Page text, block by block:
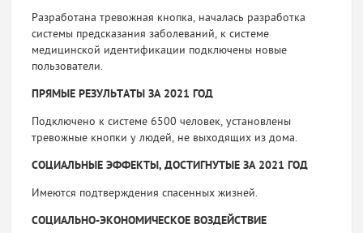
Разработана тревожная кнопка, началась разработка
системы предсказания заболеваний, к системе
медицинской идентифика­ции подключены новые
пользователи.
ПРЯМЫЕ РЕЗУЛЬТАТЫ ЗА 2021 ГОД
Подключено к системе 6500 человек, установлены
тревожные кнопки у людей, не выходящих из дома.
СОЦИАЛЬНЫЕ ЭФФЕКТЫ, ДОСТИГНУТЫЕ ЗА 2021 ГОД
Имеются подтверждения спасенных жизней.
СОЦИАЛЬНО-ЭКОНОМИЧЕСКОЕ ВОЗДЕЙСТВИЕ